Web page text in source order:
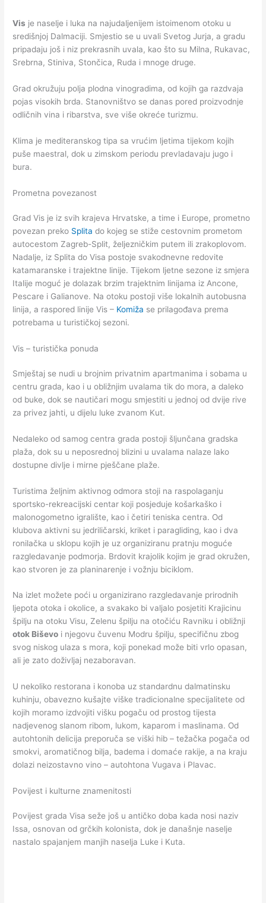
Vis je naselje i luka na najudaljenijem istoimenom otoku u
središnjoj Dalmaciji. Smjestio se u uvali Svetog Jurja, a gradu
pripadaju još i niz prekrasnih uvala, kao što su Milna, Rukavac,
Srebrna, Stiniva, Stončica, Ruda i mnoge druge.
Grad okružuju polja plodna vinogradima, od kojih ga razdvaja
pojas visokih brda. Stanovništvo se danas pored proizvodnje
odličnih vina i ribarstva, sve više okreće turizmu.
Klima je mediteranskog tipa sa vrućim ljetima tijekom kojih
puše maestral, dok u zimskom periodu prevladavaju jugo i
bura.
Prometna povezanost
Grad Vis je iz svih krajeva Hrvatske, a time i Europe, prometno
povezan preko Splita do kojeg se stiže cestovnim prometom
autocestom Zagreb-Split, željezničkim putem ili zrakoplovom.
Nadalje, iz Splita do Visa postoje svakodnevne redovite
katamaranske i trajektne linije. Tijekom ljetne sezone iz smjera
Italije moguć je dolazak brzim trajektnim linijama iz Ancone,
Pescare i Galianove. Na otoku postoji više lokalnih autobusna
linija, a raspored linije Vis – Komiža se prilagođava prema
potrebama u turističkoj sezoni.
Vis – turistička ponuda
Smještaj se nudi u brojnim privatnim apartmanima i sobama u
centru grada, kao i u obližnjim uvalama tik do mora, a daleko
od buke, dok se nautičari mogu smjestiti u jednoj od dvije rive
za privez jahti, u dijelu luke zvanom Kut.
Nedaleko od samog centra grada postoji šljunčana gradska
plaža, dok su u neposrednoj blizini u uvalama nalaze lako
dostupne divlje i mirne pješčane plaže.
Turistima željnim aktivnog odmora stoji na raspolaganju
sportsko-rekreacijski centar koji posjeduje košarkaško i
malonogometno igralište, kao i četiri teniska centra. Od
klubova aktivni su jedriličarski, kriket i paragliding, kao i dva
ronilačka u sklopu kojih je uz organiziranu pratnju moguće
razgledavanje podmorja. Brdovit krajolik kojim je grad okružen,
kao stvoren je za planinarenje i vožnju biciklom.
Na izlet možete poći u organizirano razgledavanje prirodnih
ljepota otoka i okolice, a svakako bi valjalo posjetiti Krajicinu
špilju na otoku Visu, Zelenu špilju na otočiću Ravniku i obližnji
otok Biševo i njegovu čuvenu Modru špilju, specifičnu zbog
svog niskog ulaza s mora, koji ponekad može biti vrlo opasan,
ali je zato doživljaj nezaboravan.
U nekoliko restorana i konoba uz standardnu dalmatinsku
kuhinju, obavezno kušajte viške tradicionalne specijalitete od
kojih moramo izdvojiti višku pogaču od prostog tijesta
nadjevenog slanom ribom, lukom, kaparom i maslinama. Od
autohtonih delicija preporuča se viški hib – težačka pogača od
smokvi, aromatičnog bilja, badema i domaće rakije, a na kraju
dolazi neizostavno vino – autohtona Vugava i Plavac.
Povijest i kulturne znamenitosti
Povijest grada Visa seže još u antičko doba kada nosi naziv
Issa, osnovan od grčkih kolonista, dok je današnje naselje
nastalo spajanjem manjih naselja Luke i Kuta.